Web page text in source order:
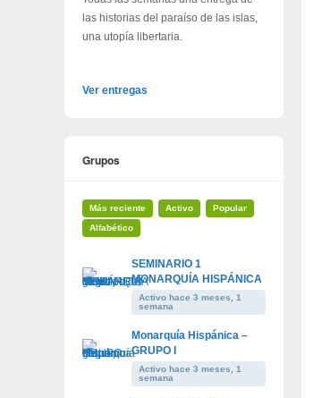
las historias del paraíso de las islas,
una utopía libertaria.
Ver entregas
Grupos
Más reciente Activo
Popular
Alfabético
SEMINARIO 1
MONARQUÍA HISPÁNICA
Activo hace 3 meses, 1
semana
Monarquía Hispánica –
GRUPO I
Activo hace 3 meses, 1
semana